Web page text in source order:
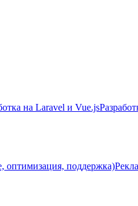
на Laravel и Vue.js
оптимизация, поддержка)